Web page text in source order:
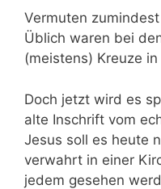
Vermuten
Üblich waren bei
(meistens) Kreuze in
Doch jetzt wird es
alte Inschrift vom
Jesus soll es heute
verwahrt in einer
jedem gesehen